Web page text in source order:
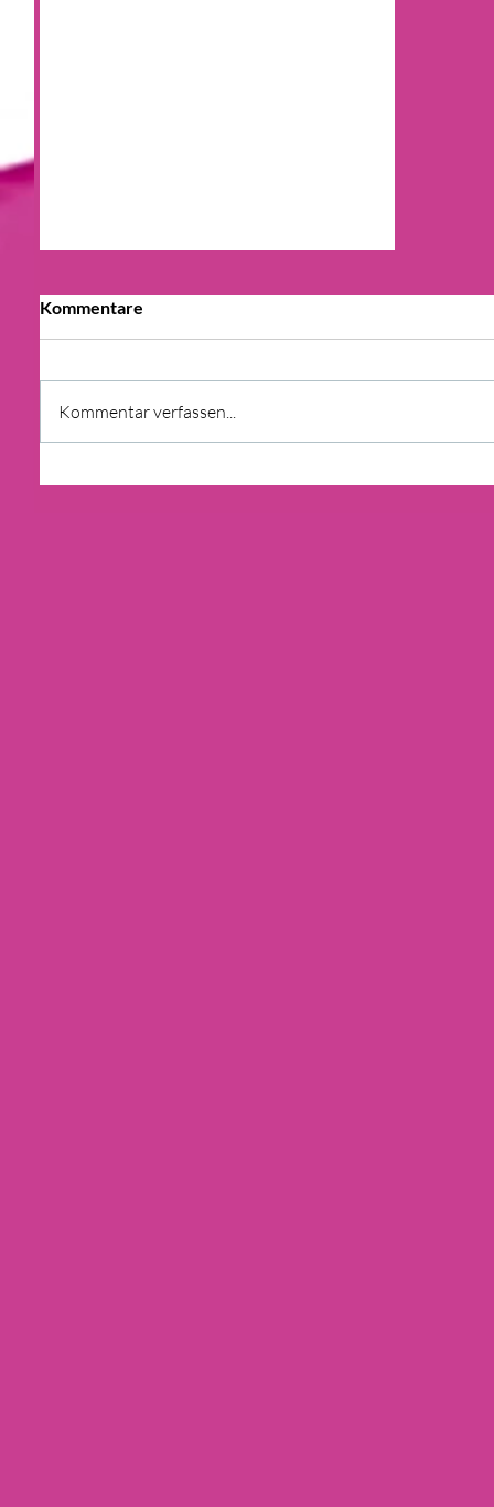
F & B ANALYSE: STEIGENDE
Kommentare
Kommentar verfassen...